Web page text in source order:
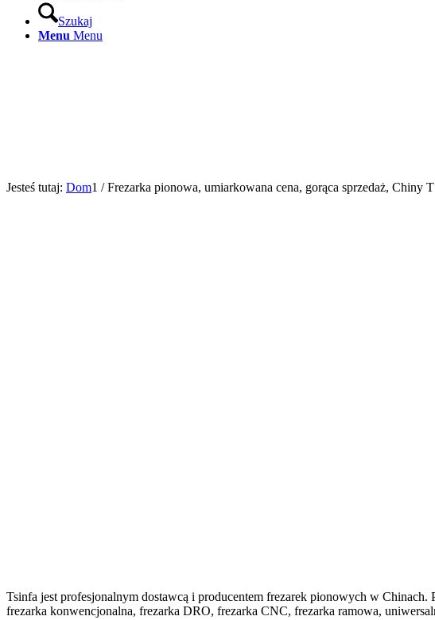
Szukaj
Menu Menu
Jesteś tutaj: Dom1 / Frezarka pionowa, umiarkowana cena, gorąca sprzedaż, Chiny
Tsinfa jest profesjonalnym dostawcą i producentem frezarek pionowych w
frezarka konwencjonalna, frezarka DRO, frezarka CNC, frezarka ramowa,